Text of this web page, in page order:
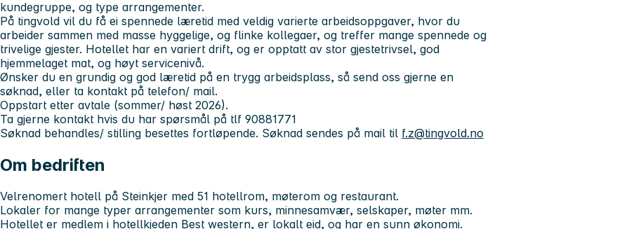
kundegruppe, og type arrangementer.
På tingvold vil du få ei spennede læretid med veldig varierte arbeidsoppgaver, hvor du
arbeider sammen med masse hyggelige, og flinke kollegaer, og treffer mange spennede og
trivelige gjester. Hotellet har en variert drift, og er opptatt av stor gjestetrivsel, god
hjemmelaget mat, og høyt servicenivå.
Ønsker du en grundig og god læretid på en trygg arbeidsplass, så send oss gjerne en
søknad, eller ta kontakt på telefon/ mail.
Oppstart etter avtale (sommer/ høst 2026).
Ta gjerne kontakt hvis du har spørsmål på tlf 90881771
Søknad behandles/ stilling besettes fortløpende. Søknad sendes på mail til f.z@tingvold.no
Om bedriften
Velrenomert hotell på Steinkjer med 51 hotellrom, møterom og restaurant.
Lokaler for mange typer arrangementer som kurs, minnesamvær, selskaper, møter mm.
Hotellet er medlem i hotellkjeden Best western, er lokalt eid, og har en sunn økonomi.